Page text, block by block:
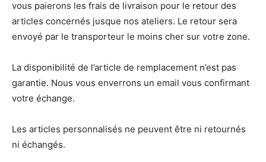
vous paierons les frais de livraison pour le retour des
articles concernés jusque nos ateliers. Le retour sera
envoyé par le transporteur le moins cher sur votre zone.
La disponibilité de l’article de remplacement n’est pas
garantie. Nous vous enverrons un email vous confirmant
votre échange.
Les articles personnalisés ne peuvent être ni retournés
ni échangés.